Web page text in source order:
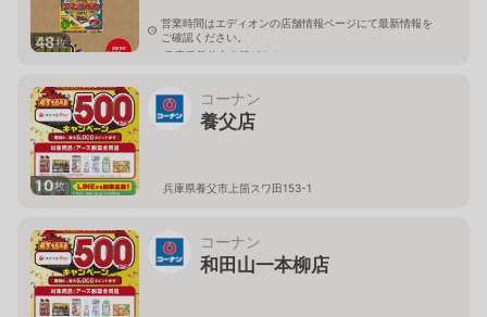
48枚
営業時間はエディオンの店舗情報ページにて最新情報を
ご確認ください。
兵庫県養父市上箇153-1
10枚
コーナン
養父店
兵庫県養父市上箇スワ田153-1
コーナン
和田山一本柳店